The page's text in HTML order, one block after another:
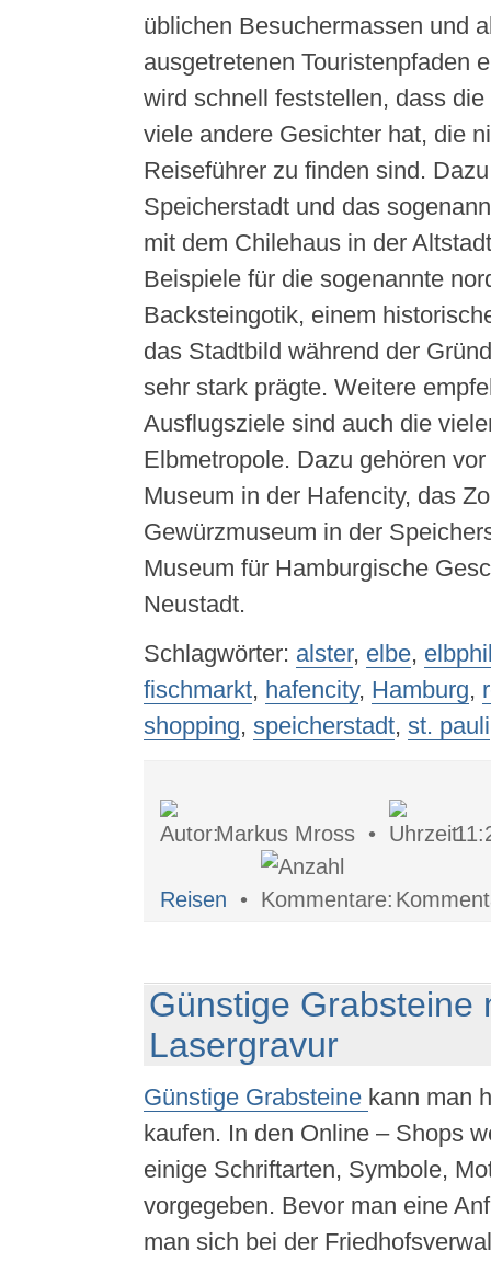
üblichen Besuchermassen und
ausgetretenen Touristenpfaden
wird schnell feststellen, dass
viele andere Gesichter hat, die
Reiseführer zu finden sind.
Speicherstadt und das
mit dem Chilehaus in der
Beispiele für die sogenannte
Backsteingotik, einem
das Stadtbild während der
sehr stark prägte. Weitere
Ausflugsziele sind auch die
Elbmetropole. Dazu gehören
Museum in der Hafencity, das
Gewürzmuseum in der
Museum für Hamburgische
Neustadt.
Schlagwörter: alster, elbe,
fischmarkt, hafencity, Hamburg,
shopping, speicherstadt, st. pauli
Markus Mross •
Reisen •
Günstige Grabsteine
Lasergravur
Günstige Grabsteine kann man
kaufen. In den Online – Shops
einige Schriftarten, Symbole,
vorgegeben. Bevor man eine
man sich bei der